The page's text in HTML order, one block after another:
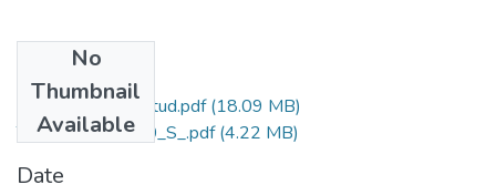
No
Thumbnail
Available
Grado de Similitud.pdf(18.09 MB)
T036_40903850_S_.pdf(4.22 MB)
Date